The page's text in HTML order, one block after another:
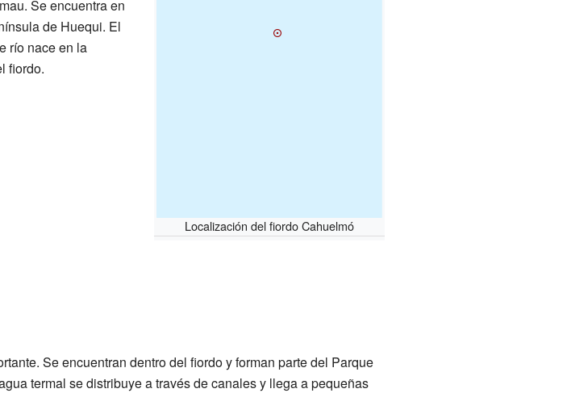
Localización del fiordo Cahuelmó
Se encuentra en
de Huequi. El
río nace en la
fiordo.
Se encuentran dentro del fiordo y forman parte del Parque
termal se distribuye a través de canales y llega a pequeñas